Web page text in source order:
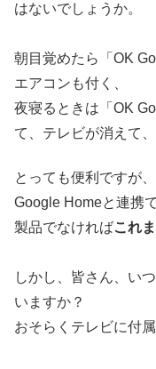
はないでしょうか。
朝目覚めたら「OK
エアコンも付く、
夜寝るときは「OK
て、テレビが消えて
とっても便利ですが
Google Homeと連携
製品でなければこれ
しかし、皆さん、い
いますか？
おそらくテレビに付